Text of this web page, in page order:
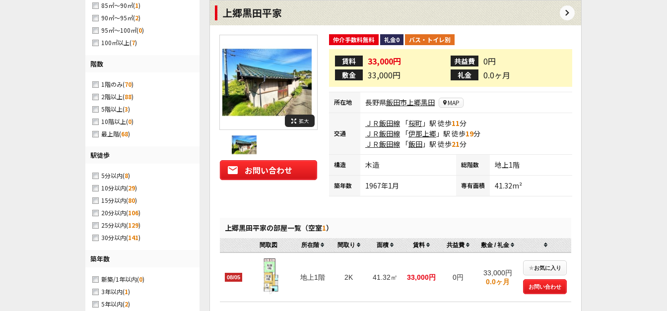
85㎡～90㎡(1)
90㎡～95㎡(2)
95㎡～100㎡(0)
100㎡以上(7)
階数
1階のみ(70)
2階以上(88)
5階以上(3)
10階以上(0)
最上階(68)
駅徒歩
5分以内(8)
10分以内(29)
15分以内(80)
20分以内(106)
25分以内(129)
30分以内(141)
築年数
新築/1年以内(0)
3年以内(1)
5年以内(2)
上郷黒田平家
拡大
お問い合わせ
仲介手数料無料 礼金0 バス・トイレ別
賃料 33,000円 共益費 0円
敷金 33,000円 礼金 0.0ヶ月
所在地 長野県飯田市上郷黒田 MAP
交通
ＪＲ飯田線 「桜町 」駅 徒歩11分
ＪＲ飯田線 「伊那上郷 」駅 徒歩19分
ＪＲ飯田線 「飯田 」駅 徒歩21分
構造 木造 総階数 地上1階
築年数 1967年1月 専有面積 41.32m²
上郷黒田平家の部屋一覧（空室1）
間取図 所在階 間取り 面積 賃料 共益費 敷金 / 礼金
08/05 地上1階 2K 41.32㎡ 33,000円 0円
33,000円
0.0ヶ月
★お気に入り
お問い合わせ